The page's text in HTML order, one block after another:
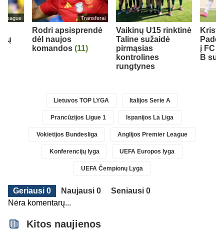
League Transferai
Rodri apsisprendė
dėl naujos
komandos (11)
Vaikinų U15 rinktinė
Taline sužaidė
pirmąsias
kontrolines
rungtynes
į FC
B
Lietuvos TOP LYGA Italijos Serie A
Prancūzijos Ligue 1 Ispanijos La Liga
Vokietijos Bundesliga Anglijos Premier League
Konferencijų lyga UEFA Europos lyga
UEFA Čempionų Lyga
Geriausi 0 Naujausi 0
Seniausi 0
Nėra komentarų...
Kitos naujienos